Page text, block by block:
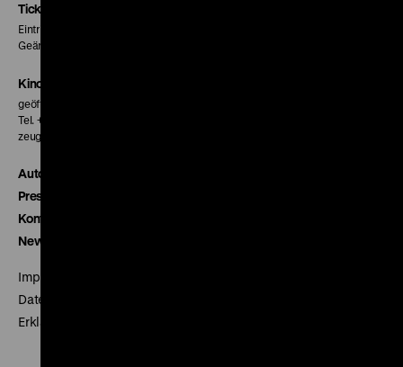
Tickets
Eintritt 5 €
Geänderte Preise sind im Programm vermerkt.
Kinokasse
geöffnet 30 Minuten vor Beginn der ersten Vorstellung
Tel. + 49 30 20304-770
zeughauskino@dhm.de
Autor*innen
Presse
Kontakt
Newsletter
Impressum
Datenschutz
Erklärung digitale Barrierefreiheit